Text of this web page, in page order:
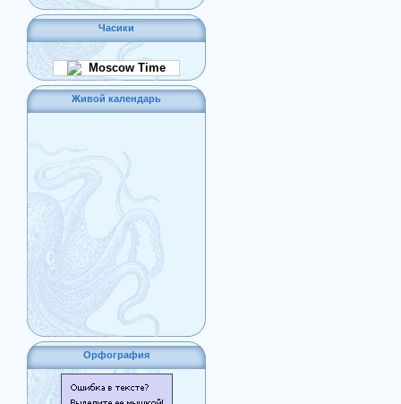
Часики
Moscow Time
Живой календарь
Орфография